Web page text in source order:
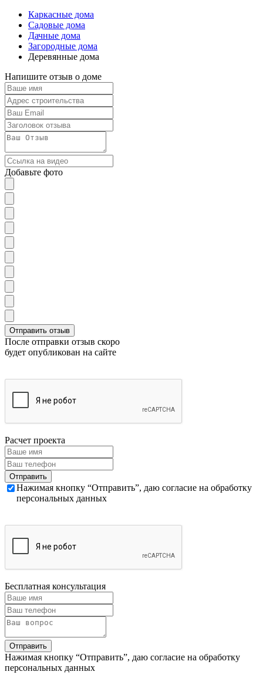
Каркасные дома
Садовые дома
Дачные дома
Загородные дома
Деревянные дома
Напишите отзыв о доме
Добавьте фото
После отправки отзыв скоро
будет опубликован на сайте
Расчет проекта
Нажимая кнопку “Отправить”, даю согласие на обработку
персональных данных
Бесплатная консультация
Нажимая кнопку “Отправить”, даю согласие на обработку
персональных данных